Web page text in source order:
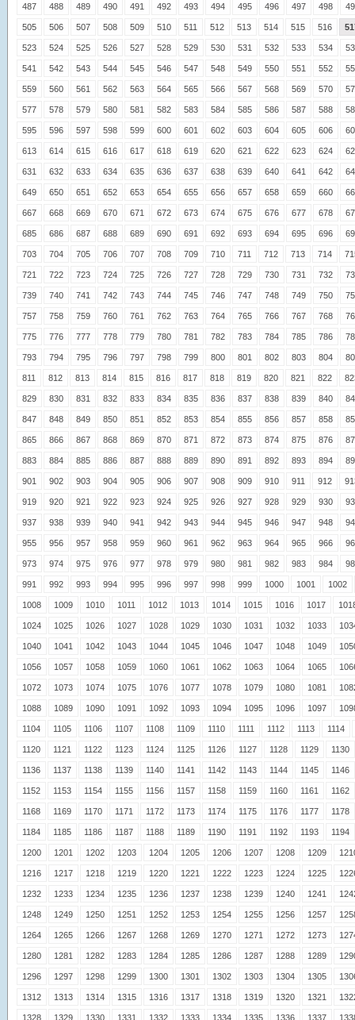
487 488 489 490 491 492 493 494 495 496 497 498
505 506 507 508 509 510 511 512 513 514 515 516
523 524 525 526 527 528 529 530 531 532 533 534
541 542 543 544 545 546 547 548 549 550 551 552
559 560 561 562 563 564 565 566 567 568 569 570
577 578 579 580 581 582 583 584 585 586 587 588
595 596 597 598 599 600 601 602 603 604 605 606
613 614 615 616 617 618 619 620 621 622 623 624
631 632 633 634 635 636 637 638 639 640 641 642
649 650 651 652 653 654 655 656 657 658 659 660
667 668 669 670 671 672 673 674 675 676 677 678
685 686 687 688 689 690 691 692 693 694 695 696
703 704 705 706 707 708 709 710 711 712 713 714
721 722 723 724 725 726 727 728 729 730 731 732
739 740 741 742 743 744 745 746 747 748 749 750
757 758 759 760 761 762 763 764 765 766 767 768
775 776 777 778 779 780 781 782 783 784 785 786
793 794 795 796 797 798 799 800 801 802 803 804
811 812 813 814 815 816 817 818 819 820 821 822
829 830 831 832 833 834 835 836 837 838 839 840
847 848 849 850 851 852 853 854 855 856 857 858
865 866 867 868 869 870 871 872 873 874 875 876
883 884 885 886 887 888 889 890 891 892 893 894
901 902 903 904 905 906 907 908 909 910 911 912
919 920 921 922 923 924 925 926 927 928 929 930
937 938 939 940 941 942 943 944 945 946 947 948
955 956 957 958 959 960 961 962 963 964 965 966
973 974 975 976 977 978 979 980 981 982 983 984
991 992 993 994 995 996 997 998 999 1000 1001 1002
1008 1009 1010 1011 1012 1013 1014 1015 1016 1017
1024 1025 1026 1027 1028 1029 1030 1031 1032 1033
1040 1041 1042 1043 1044 1045 1046 1047 1048 1049
1056 1057 1058 1059 1060 1061 1062 1063 1064 1065
1072 1073 1074 1075 1076 1077 1078 1079 1080 1081
1088 1089 1090 1091 1092 1093 1094 1095 1096 1097
1104 1105 1106 1107 1108 1109 1110 1111 1112 1113 1114
1120 1121 1122 1123 1124 1125 1126 1127 1128 1129 1130
1136 1137 1138 1139 1140 1141 1142 1143 1144 1145 1146
1152 1153 1154 1155 1156 1157 1158 1159 1160 1161 1162
1168 1169 1170 1171 1172 1173 1174 1175 1176 1177 1178
1184 1185 1186 1187 1188 1189 1190 1191 1192 1193 1194
1200 1201 1202 1203 1204 1205 1206 1207 1208 1209
1216 1217 1218 1219 1220 1221 1222 1223 1224 1225
1232 1233 1234 1235 1236 1237 1238 1239 1240 1241
1248 1249 1250 1251 1252 1253 1254 1255 1256 1257
1264 1265 1266 1267 1268 1269 1270 1271 1272 1273
1280 1281 1282 1283 1284 1285 1286 1287 1288 1289
1296 1297 1298 1299 1300 1301 1302 1303 1304 1305
1312 1313 1314 1315 1316 1317 1318 1319 1320 1321
1328 1329 1330 1331 1332 1333 1334 1335 1336 1337